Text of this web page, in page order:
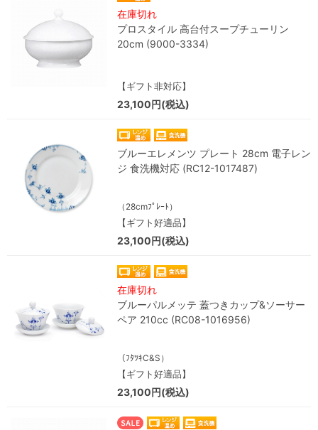
在庫切れ
プロスタイル 高台付スープチューリン
20cm (9000-3334)
【ギフト非対応】
23,100円(税込)
ブルーエレメンツ プレート 28cm 電子レン
ジ 食洗機対応 (RC12-1017487)
（28cmﾌﾟﾚｰﾄ）
【ギフト好適品】
23,100円(税込)
在庫切れ
ブルーパルメッテ 蓋つきカップ&ソーサー
ペア 210cc (RC08-1016956)
（ﾌﾀﾂｷC&S）
【ギフト好適品】
23,100円(税込)